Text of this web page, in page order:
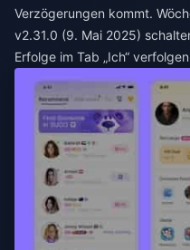
Verzögerungen kommt.
v2.31.0 (9. Mai 2025)
Erfolge im Tab „Ich“ verfolgen